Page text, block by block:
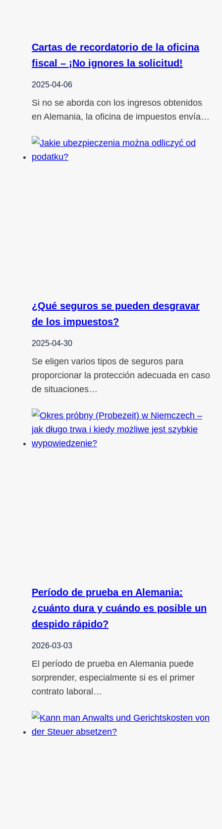
Cartas de recordatorio de la oficina
fiscal – ¡No ignores la solicitud!
2025-04-06
Si no se aborda con los ingresos obtenidos
en Alemania, la oficina de impuestos envía…
¿Qué seguros se pueden desgravar
de los impuestos?
2025-04-30
Se eligen varios tipos de seguros para
proporcionar la protección adecuada en caso
de situaciones…
Período de prueba en Alemania:
¿cuánto dura y cuándo es posible un
despido rápido?
2026-03-03
El período de prueba en Alemania puede
sorprender, especialmente si es el primer
contrato laboral…